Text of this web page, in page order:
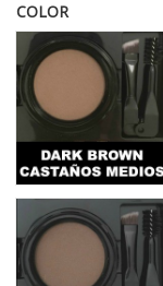
COLOR
Dark
Irid